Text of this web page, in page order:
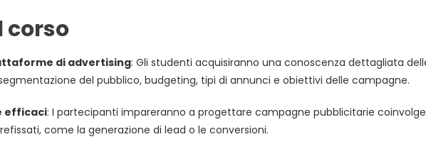
corso
di advertising: Gli studenti acquisiranno una conoscenza dettagliata
del pubblico, budgeting, tipi di annunci e obiettivi delle campagne.
efficaci: I partecipanti impareranno a progettare campagne pubblicitarie
come la generazione di lead o le conversioni.